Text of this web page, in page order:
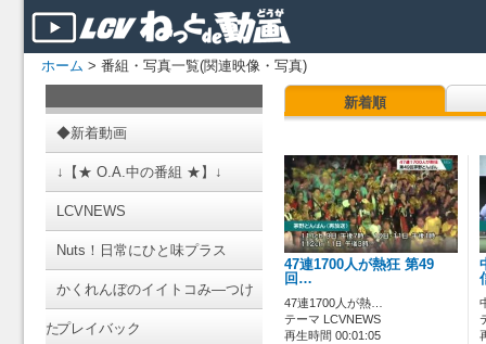
ホーム > 番組・写真一覧(関連映像・写真)
◆新着動画
↓【★ O.A.中の番組 ★】↓
LCVNEWS
Nuts！日常にひと味プラス
かくれんぼのイイトコみ―つけ
たプレイバック
新着順
47連1700人が熱狂 第49
回…
47連1700人が熱…
テーマ LCVNEWS
再生時間 00:01:05